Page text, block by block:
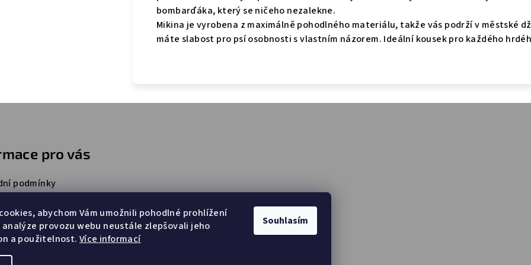
abychom Vám umožnili pohodlné prohlížení
analýze provozu webu neustále zlepšovali jeho
a použitelnost. Více informací
Souhlasím
bombarďáka, který se ničeho nezalekne.
Mikina je vyrobena z maximálně pohodlného materiálu, takže vás podrží v městské
máte slabost pro psí osobnosti s vlastním názorem. Ideální kousek pro každého
pro vás
podmínky
nám